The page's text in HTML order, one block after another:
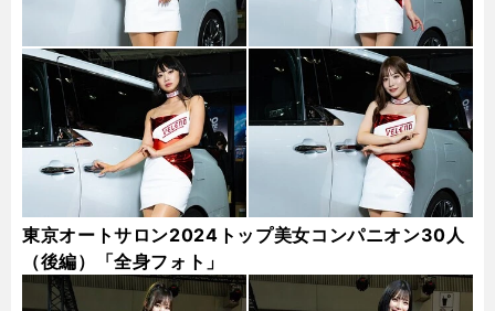
東京オートサロン2024トップ美女コンパニオン30人
（後編）「全身フォト」